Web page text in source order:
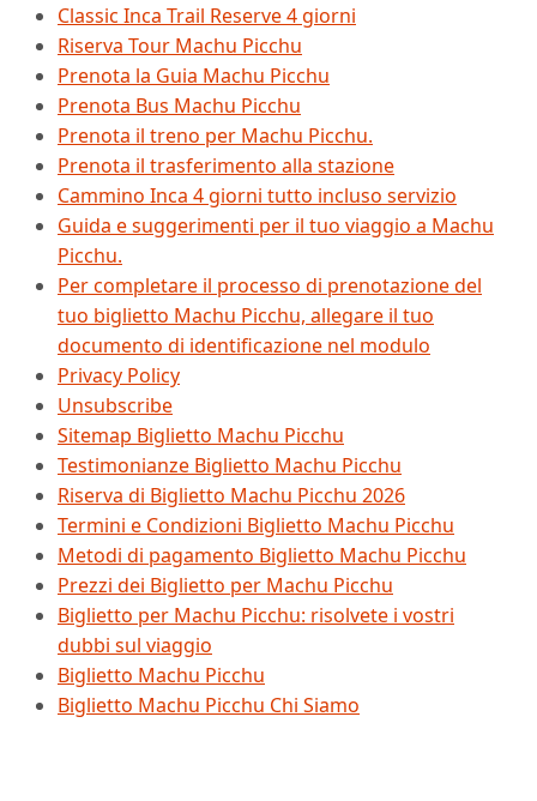
Classic Inca Trail Reserve 4 giorni
Riserva Tour Machu Picchu
Prenota la Guia Machu Picchu
Prenota Bus Machu Picchu
Prenota il treno per Machu Picchu.
Prenota il trasferimento alla stazione
Cammino Inca 4 giorni tutto incluso servizio
Guida e suggerimenti per il tuo viaggio a Machu
Picchu.
Per completare il processo di prenotazione del
tuo biglietto Machu Picchu, allegare il tuo
documento di identificazione nel modulo
Privacy Policy
Unsubscribe
Sitemap Biglietto Machu Picchu
Testimonianze Biglietto Machu Picchu
Riserva di Biglietto Machu Picchu 2026
Termini e Condizioni Biglietto Machu Picchu
Metodi di pagamento Biglietto Machu Picchu
Prezzi dei Biglietto per Machu Picchu
Biglietto per Machu Picchu: risolvete i vostri
dubbi sul viaggio
Biglietto Machu Picchu
Biglietto Machu Picchu Chi Siamo